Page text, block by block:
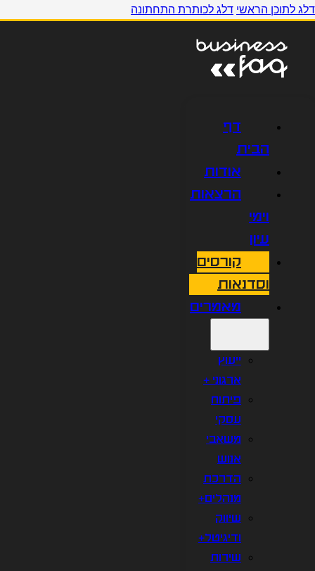
דלג לתוכן הראשי דלג לכותרת התחתונה
דף
הבית
אודות
הרצאות
וימי
עיון
קורסים
וסדנאות
מאמרים
ייעוץ
ארגוני +
פיתוח
עסקי
משאבי
אנוש
הדרכת
מנהלים+
שיווק
ודיגיטל+
שירות